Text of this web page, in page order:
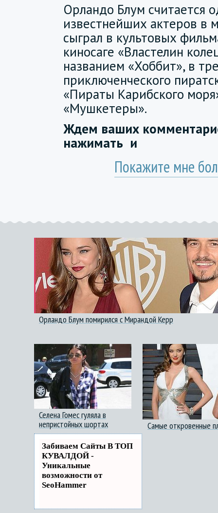
Орландо Блум считается
известнейших актеров в
сыграл в культовых
киносаге «Властелин
названием «Хоббит», в
приключенческого
«Пираты Карибского
«Мушкетеры».
Ждем ваших
нажимать и
Покажите мне
Орландо Блум помирился с Мирандой Керр
Селена Гомес гуляла в
непристойных шортах
Забиваем Сайты В ТОП
КУВАЛДОЙ -
Уникальные
возможности от
SeoHammer
Самые откровенные